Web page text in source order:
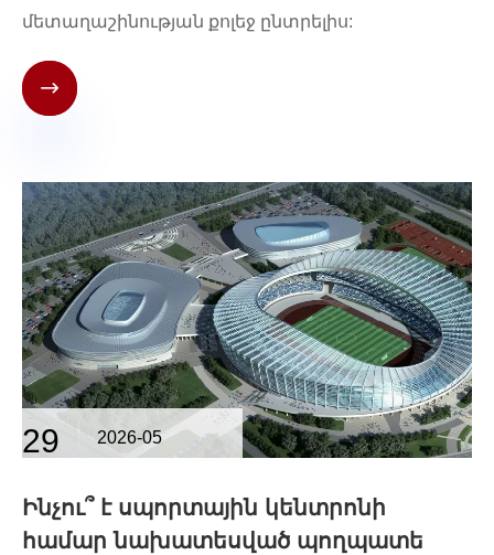
մետաղաշինության քոլեջ ընտրելիս:

29 2026-05
Ինչու՞ է սպորտային կենտրոնի
համար նախատեսված պողպատե